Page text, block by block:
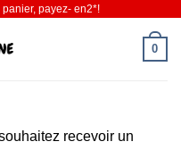
payez- en2*!
0
recevoir un